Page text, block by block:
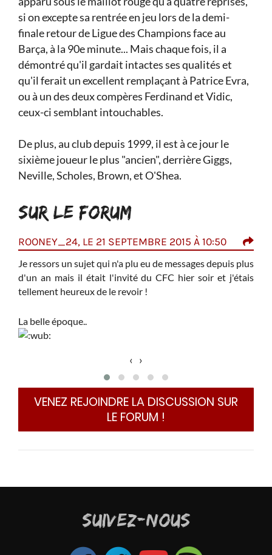
si on excepte sa rentrée en jeu lors de la demi-
finale retour de Ligue des Champions face au
Barça, à la 90e minute... Mais chaque fois, il a
démontré qu'il gardait intactes ses qualités et
qu'il ferait un excellent remplaçant à Patrice Evra,
ou à un des deux compères Ferdinand et Vidic,
ceux-ci semblant intouchables.
De plus, au club depuis 1999, il est à ce jour le
sixième joueur le plus "ancien", derrière Giggs,
Neville, Scholes, Brown, et O'Shea.
SUR LE FORUM
ROONEY_24, LE 21 SEPTEMBRE 2015 À 10:50
Je ressors un sujet qui n'a plu eu de messages depuis plus
d'un an mais il était l'invité du CFC hier soir et j'étais
tellement heureux de le revoir !
La belle époque..
‹ ›
VENEZ REJOINDRE LA DISCUSSION SUR
LE FORUM !
SUIVEZ-NOUS